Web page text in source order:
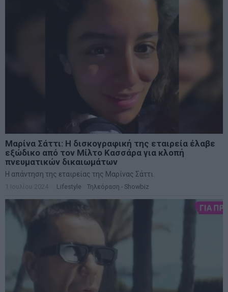
Μαρίνα Σάττι: Η δισκογραφική της εταιρεία έλαβε
εξώδικο από τον Μίλτο Κασσάρα για κλοπή
πνευματικών δικαιωμάτων
Η απάντηση της εταιρείας της Μαρίνας Σάττι.
1 Ιουλίου 2024 Lifestyle Τηλεόραση - Showbiz